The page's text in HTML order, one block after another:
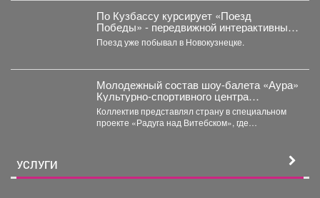
По Кузбассу курсирует «Поезд
Победы» - передвижной интерактивный
музей, рассказывающий о событиях
Великой Отечественной войны.
Поезд уже побывал в Новокузнецке.
Молодежный состав шоу-балета «Аура»
Культурно-спортивного центра
металлургов победил в международном
конкурсе «Славянский базар» в
Витебске.
Коллектив представлял страну в специальном
проекте «Радуга над Витебском», где
УСЛУГИ